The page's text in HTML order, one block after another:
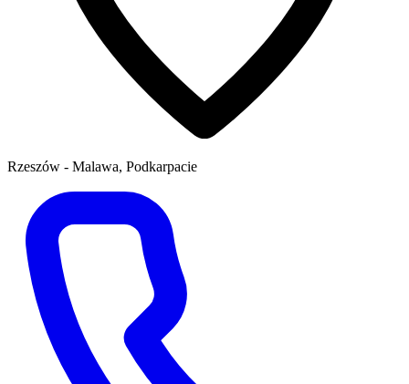
Rzeszów - Malawa, Podkarpacie